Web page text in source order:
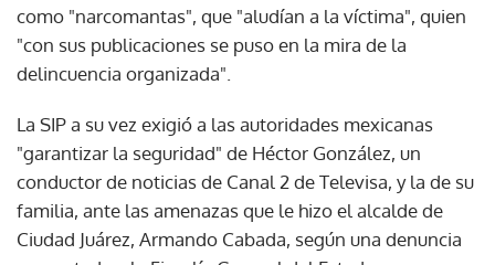
como "narcomantas", que "aludían a la víctima", quien
"con sus publicaciones se puso en la mira de la
delincuencia organizada".
La SIP a su vez exigió a las autoridades mexicanas
"garantizar la seguridad" de Héctor González, un
conductor de noticias de Canal 2 de Televisa, y la de su
familia, ante las amenazas que le hizo el alcalde de
Ciudad Juárez, Armando Cabada, según una denuncia